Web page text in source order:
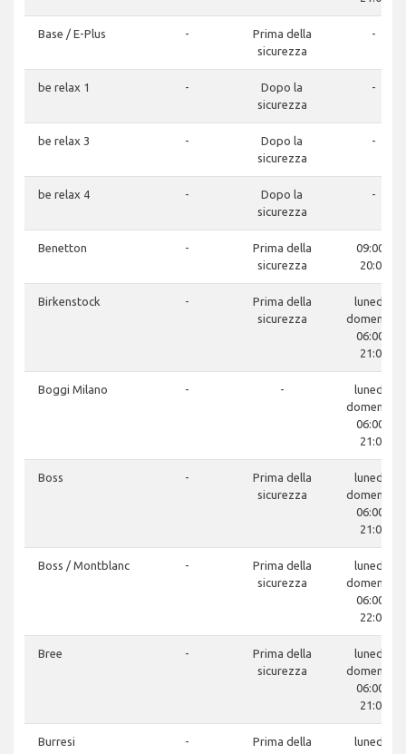
Base / E-Plus -
Prima della
sicurezza
-
be relax 1 -
Dopo la
sicurezza
-
be relax 3 -
Dopo la
sicurezza
-
be relax 4 -
Dopo la
sicurezza
-
Benetton -
Prima della
sicurezza
09:00 -
20:00
Birkenstock -
Prima della
sicurezza
lunedì -
domenica:
06:00 -
21:00
Boggi Milano - -
lunedì -
domenica:
06:00 -
21:00
Boss -
Prima della
sicurezza
lunedì -
domenica:
06:00 -
21:00
Boss / Montblanc -
Prima della
sicurezza
lunedì -
domenica:
06:00 -
22:00
Bree -
Prima della
sicurezza
lunedì -
domenica:
06:00 -
21:00
Burresi -
Prima della
lunedì -